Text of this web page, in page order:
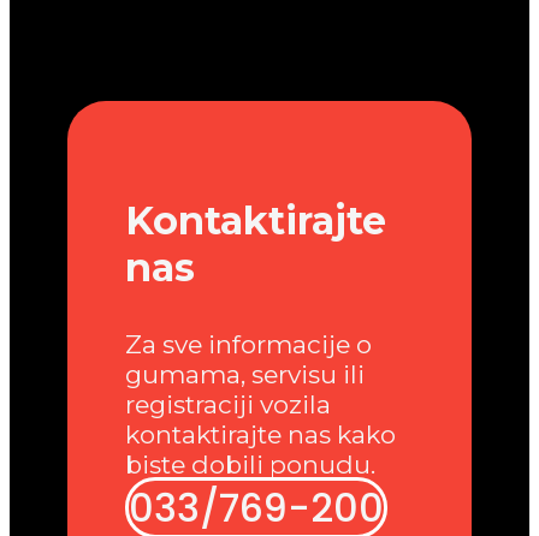
Kontaktirajte
nas
Za sve informacije o
gumama, servisu ili
registraciji vozila
kontaktirajte nas kako
biste dobili ponudu.
033/769-200